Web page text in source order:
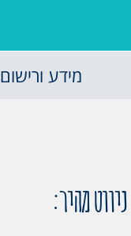
מידע ורישום
ניווט מהיר: